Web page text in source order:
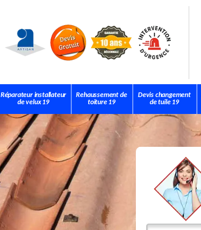
Réparateur installateur
de velux 19
Rehaussement de
toiture 19
Devis changement
de tuile 19